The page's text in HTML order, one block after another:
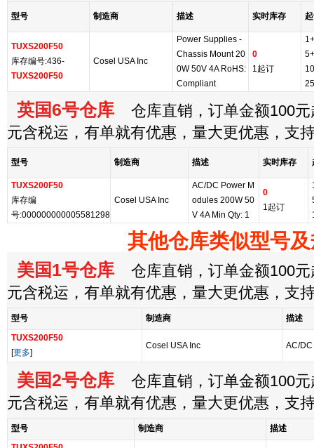
型号 制造商 描述 实时库存
TUXS200F50
库存编号:436-
TUXS200F50
Cosel USA Inc
Power Supplies -
Chassis Mount 20
0W 50V 4A RoHS:
Compliant
0
1起订
1+
5+
英国6号仓库 仓库直销，订单金额100元
元含税运，有单就有优惠，量大更优惠，支
型号 制造商 描述 实时库存
TUXS200F50
库存编
号:000000000005581298
Cosel USA Inc
AC/DC Power M
odules 200W 50
V 4A Min Qty: 1
0
1起订
其他仓库类似型号
美国1号仓库 仓库直销，订单金额100元
元含税运，有单就有优惠，量大更优惠，支
型号 制造商
描述
TUXS200F50
[更多]
Cosel USA Inc AC/
美国2号仓库 仓库直销，订单金额100元
元含税运，有单就有优惠，量大更优惠，支
型号 制造商
描述